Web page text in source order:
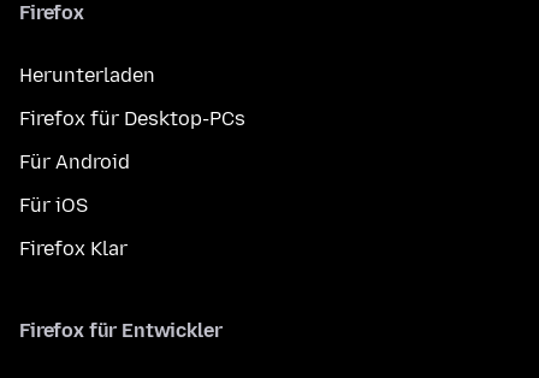
Firefox
Herunterladen
Firefox für Desktop-PCs
Für Android
Für iOS
Firefox Klar
Firefox für Entwickler